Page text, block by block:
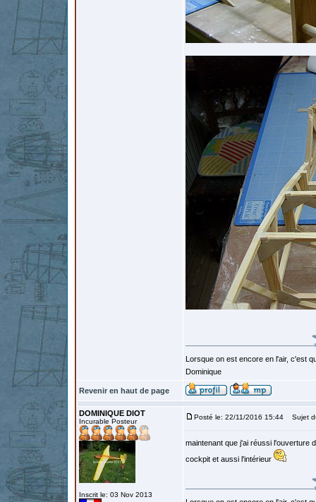
Lorsque on est encore en l'air, c'est
Dominique
Revenir en haut de page
DOMINIQUE DIOT
Incurable Posteur
Inscrit le: 03 Nov 2013
Posté le: 22/11/2016 15:44 Sujet
maintenant que j'ai réussi l'ouverture
cockpit et aussi l'intérieur